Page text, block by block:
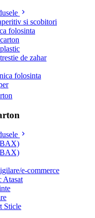
si scobitori
folosinta
de zahar
folosinta
e-commerce
Atasat
Sticle